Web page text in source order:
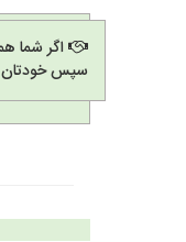
اگر شما
سپس خودتان